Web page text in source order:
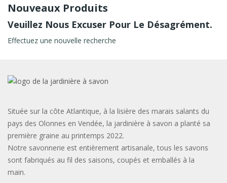
Nouveaux Produits
Veuillez Nous Excuser Pour Le Désagrément.
Effectuez une nouvelle recherche
Située sur la côte Atlantique, à la lisière des marais salants du
pays des Olonnes en Vendée, la jardinière à savon a planté sa
première graine au printemps 2022.
Notre savonnerie est entièrement artisanale, tous les savons
sont fabriqués au fil des saisons, coupés et emballés à la
main.